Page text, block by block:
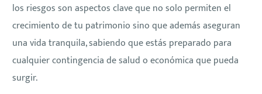
los riesgos son aspectos clave que no solo permiten el
crecimiento de tu patrimonio sino que además aseguran
una vida tranquila, sabiendo que estás preparado para
cualquier contingencia de salud o económica que pueda
surgir.